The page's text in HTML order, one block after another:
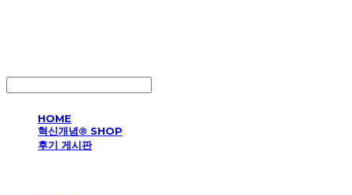
HOME
혁신개념® SHOP
후기 게시판